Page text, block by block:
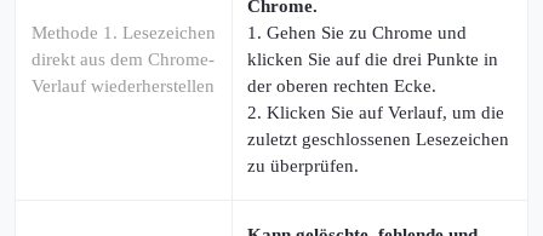
Methode 1. Lesezeichen
direkt aus dem Chrome-
Verlauf wiederherstellen
Chrome.
1. Gehen Sie zu Chrome und
klicken Sie auf die drei Punkte in
der oberen rechten Ecke.
2. Klicken Sie auf Verlauf, um die
zuletzt geschlossenen Lesezeichen
zu überprüfen.